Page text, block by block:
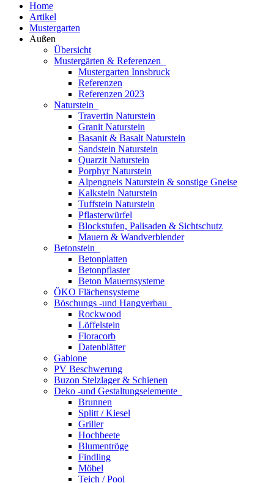
Home
Artikel
Mustergarten
Außen
Übersicht
Mustergärten & Referenzen
Mustergarten Innsbruck
Referenzen
Referenzen 2023
Naturstein
Travertin Naturstein
Granit Naturstein
Basanit & Basalt Naturstein
Sandstein Naturstein
Quarzit Naturstein
Porphyr Naturstein
Alpengneis Naturstein & sonstige Gneise
Kalkstein Naturstein
Tuffstein Naturstein
Pflasterwürfel
Blockstufen, Palisaden & Sichtschutz
Mauern & Wandverblender
Betonstein
Betonplatten
Betonpflaster
Beton Mauernsysteme
ÖKO Flächensysteme
Böschungs -und Hangverbau
Rockwood
Löffelstein
Floracorb
Datenblätter
Gabione
PV Beschwerung
Buzon Stelzlager & Schienen
Deko -und Gestaltungselemente
Brunnen
Splitt / Kiesel
Griller
Hochbeete
Blumentröge
Findling
Möbel
Teich / Pool